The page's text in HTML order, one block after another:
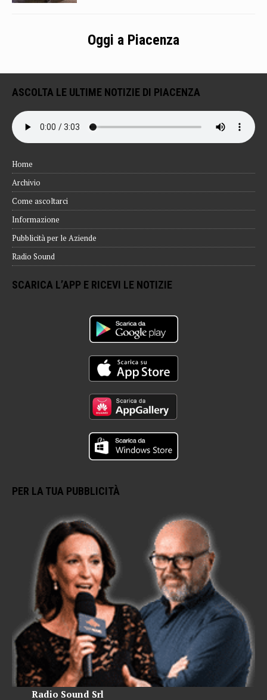
Oggi a Piacenza
ASCOLTA LE ULTIME NOTIZIE DI PIACENZA
Home
Archivio
Come ascoltarci
Informazione
Pubblicità per le Aziende
Radio Sound
SCARICA L’APP E RICEVI LE NOTIZIE
PER LA TUA PUBBLICITÀ
Radio Sound Srl